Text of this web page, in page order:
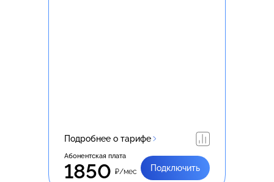
Подробнее о тарифе
Абонентская плата
1850 ₽/мес Подключить